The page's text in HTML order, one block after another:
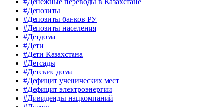
#Денежные переводы в Казахстане
#Депозиты
#Депозиты банков РУ
#Депозиты населения
#Детдома
#Дети
#Дети Казахстана
#Детсады
#Детские дома
#Дефицит ученических мест
#Дефицит электроэнергии
#Дивиденды нацкомпаний